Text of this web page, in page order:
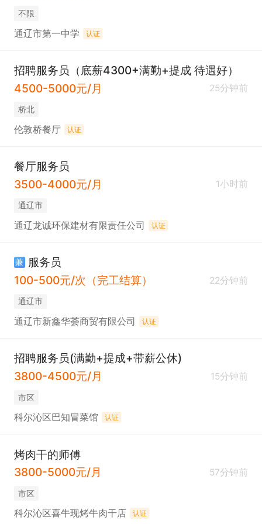
不限
通辽市第一中学 认证
招聘服务员（底薪4300+满勤+提成 待遇好）
4500-5000元/月
25分钟前
桥北
伦敦桥餐厅 认证
餐厅服务员
3500-4000元/月
1小时前
通辽市
通辽龙诚环保建材有限责任公司 认证
兼 服务员
100-500元/次（完工结算）
22分钟前
通辽市
通辽市新鑫华荟商贸有限公司 认证
招聘服务员(满勤+提成+带薪公休)
3800-4500元/月
15分钟前
市区
科尔沁区巴知冒菜馆 认证
烤肉干的师傅
3800-5000元/月
57分钟前
市区
科尔沁区喜牛现烤牛肉干店 认证